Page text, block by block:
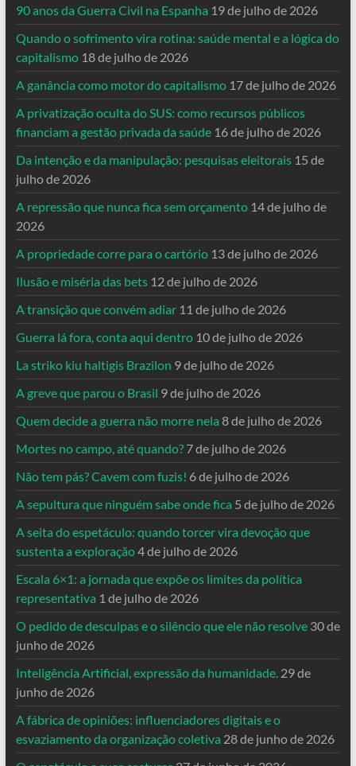
90 anos da Guerra Civil na Espanha 19 de julho de 2026
Quando o sofrimento vira rotina: saúde mental e a lógica do
capitalismo 18 de julho de 2026
A ganância como motor do capitalismo 17 de julho de 2026
A privatização oculta do SUS: como recursos públicos
financiam a gestão privada da saúde 16 de julho de 2026
Da intenção e da manipulação: pesquisas eleitorais 15 de
julho de 2026
A repressão que nunca fica sem orçamento 14 de julho de
2026
A propriedade corre para o cartório 13 de julho de 2026
Ilusão e miséria das bets 12 de julho de 2026
A transição que convém adiar 11 de julho de 2026
Guerra lá fora, conta aqui dentro 10 de julho de 2026
La striko kiu haltigis Brazilon 9 de julho de 2026
A greve que parou o Brasil 9 de julho de 2026
Quem decide a guerra não morre nela 8 de julho de 2026
Mortes no campo, até quando? 7 de julho de 2026
Não tem pás? Cavem com fuzis! 6 de julho de 2026
A sepultura que ninguém sabe onde fica 5 de julho de 2026
A seita do espetáculo: quando torcer vira devoção que
sustenta a exploração4 de julho de 2026
Escala 6×1: a jornada que expõe os limites da política
representativa 1 de julho de 2026
O pedido de desculpas e o silêncio que ele não resolve 30 de
junho de 2026
Inteligência Artificial, expressão da humanidade. 29 de
junho de 2026
A fábrica de opiniões: influenciadores digitais e o
esvaziamento da organização coletiva 28 de junho de 2026